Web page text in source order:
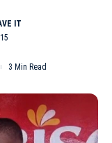
3 Min Read